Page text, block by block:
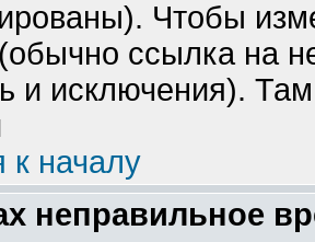
Чтобы
(обычно ссылка на
и исключения).
к началу
неправильное